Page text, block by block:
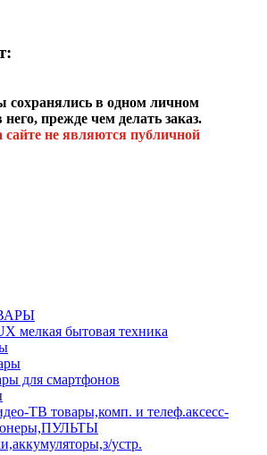
в одном личном
прежде чем делать заказ.
не являются публичной
мелкая бытовая техника
для смартфонов
ТВ товары,комп. и телеф.аксесс-
устр.